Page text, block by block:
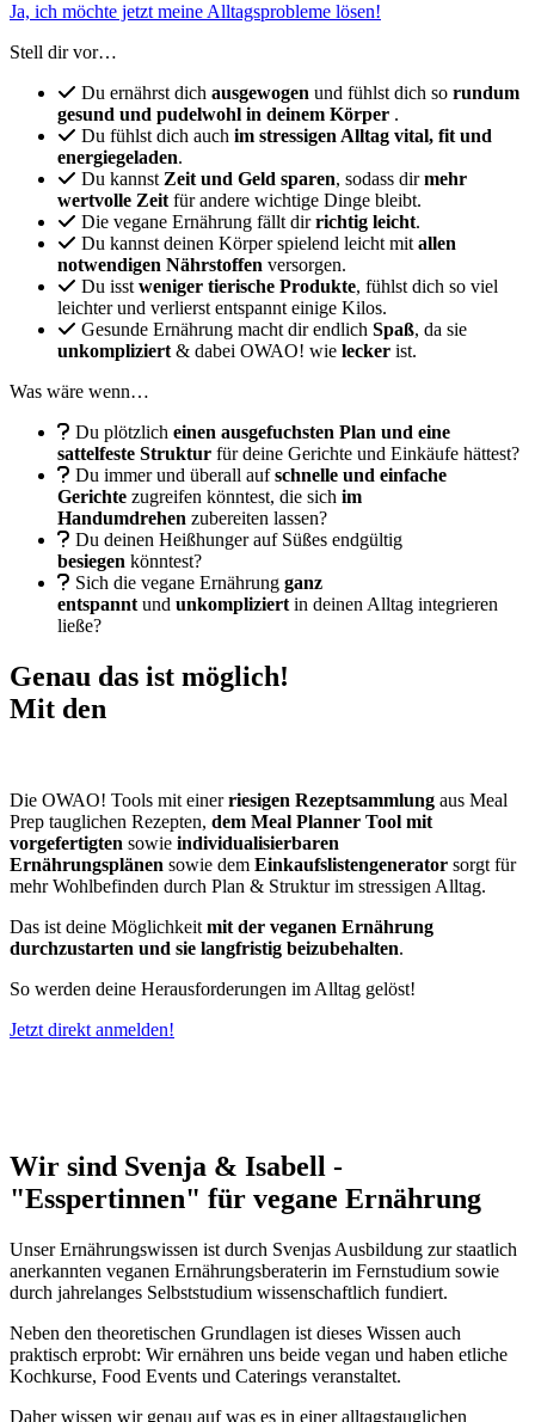
Ja, ich möchte jetzt meine Alltagsprobleme lösen!
Stell dir vor…
Du ernährst dich ausgewogen und fühlst dich so rundum
gesund und pudelwohl in deinem Körper .
Du fühlst dich auch im stressigen Alltag vital, fit und
energiegeladen.
Du kannst Zeit und Geld sparen, sodass dirmehr
wertvolle Zeit für andere wichtige Dinge bleibt.
Die vegane Ernährung fällt dirrichtig leicht.
Du kannst deinen Körper spielend leicht mit allen
notwendigen Nährstoffen versorgen.
Du isst weniger tierische Produkte, fühlst dich so viel
leichter und verlierst entspannt einige Kilos.⁣⁣⁣
Gesunde Ernährung macht dir endlich Spaß, da sie
unkompliziert & dabei OWAO! wie lecker ist.
Was wäre wenn…
Du plötzlich einen ausgefuchsten Plan und eine
sattelfeste Struktur für deine Gerichte und Einkäufe hättest?⁣⁣⁣⁣
Du immer und überall aufschnelle und einfache
Gerichte zugreifen könntest, die sich im
Handumdrehen zubereiten lassen?
Du deinen Heißhunger auf Süßes endgültig
besiegen könntest?
Sich die vegane Ernährung ganz
entspannt und unkompliziert in deinen Alltag integrieren
ließe?
Genau das ist möglich!
Mit den
Die OWAO! Tools mit einerriesigen Rezeptsammlung aus Meal
Prep tauglichen Rezepten, dem Meal Planner Tool mit
vorgefertigten sowie individualisierbaren
Ernährungsplänen sowie dem Einkaufslistengenerator sorgt für
mehr Wohlbefinden durch Plan & Struktur im stressigen Alltag.
Das ist deine Möglichkeit mit der veganen Ernährung
durchzustarten und sie langfristig beizubehalten.
So werden deine Herausforderungen im Alltag gelöst!
Jetzt direkt anmelden!
Wir sind Svenja & Isabell -
"Esspertinnen" für vegane Ernährung
Unser Ernährungswissen ist durch Svenjas Ausbildung zur staatlich
anerkannten veganen Ernährungsberaterin im Fernstudium sowie
durch jahrelanges Selbststudium wissenschaftlich fundiert.
Neben den theoretischen Grundlagen ist dieses Wissen auch
praktisch erprobt: Wir ernähren uns beide vegan und haben etliche
Kochkurse, Food Events und Caterings veranstaltet.
Daher wissen wir genau auf was es in einer alltagstauglichen